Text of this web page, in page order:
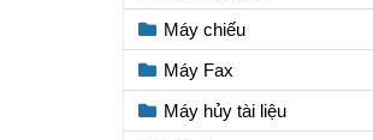
Máy chiếu
Máy Fax
Máy hủy tài liệu